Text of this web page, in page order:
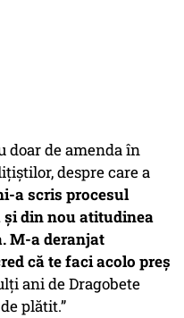
doar de amenda în
despre care a
a scris procesul
și din nou atitudinea
M-a deranjat
că te faci acolo preș
ani de Dragobete
plătit.”